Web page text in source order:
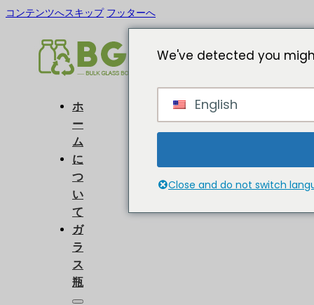
コンテンツへスキップ フッターへ
ホ
ー
ム
に
つ
い
て
ガ
ラ
ス
瓶
We've detected you
English
Close and do not switch